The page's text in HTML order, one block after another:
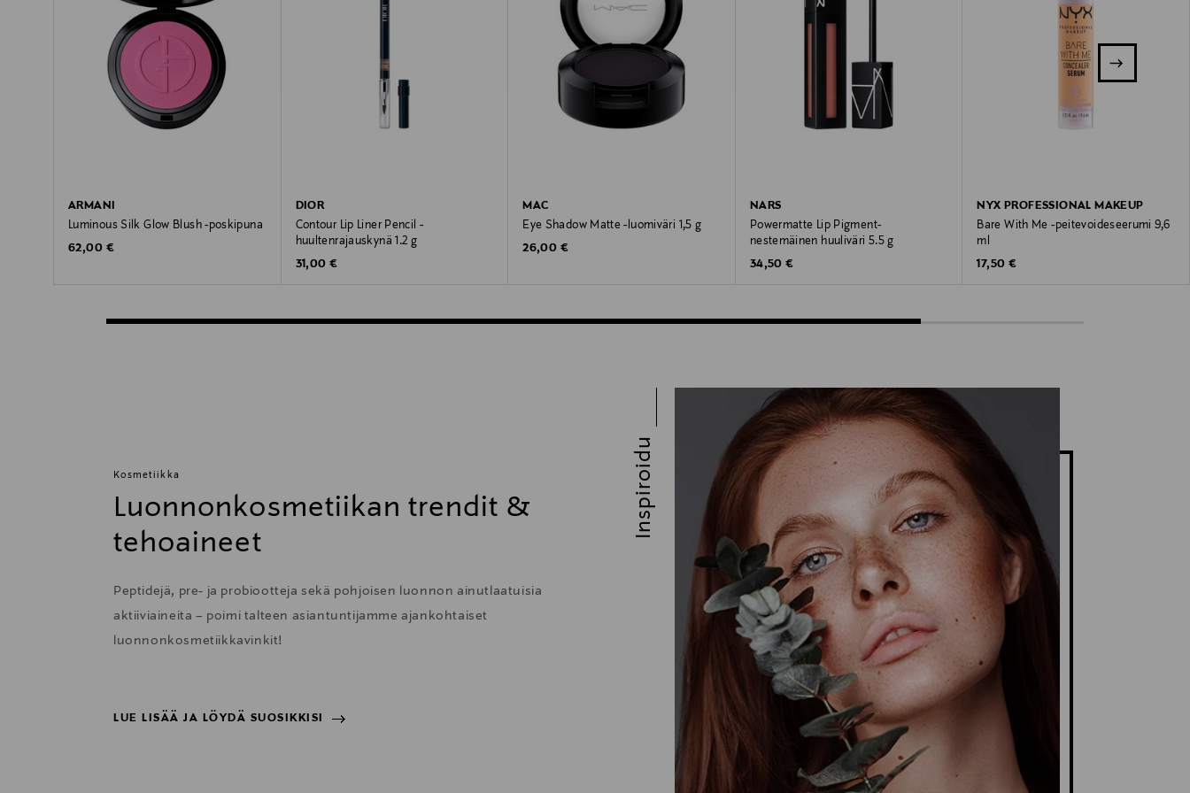
ARMANI
Luminous Silk Glow Blush -poskipuna
Original Price
62,00 €
DIOR
Contour Lip Liner Pencil -
huultenrajauskynä 1.2 g
Original Price
31,00 €
MAC
Eye Shadow Matte -luomiväri 1,5 g
Original Price
26,00 €
NARS
Powermatte Lip Pigment-
nestemäinen huuliväri 5.5 g
Original Price
34,50 €
NYX PROFESSIONAL MAKEUP
Bare With Me -peitevoideseerumi 9,6
ml
Original Price
17,50 €
Kosmetiikka
Luonnonkosmetiikan trendit &
tehoaineet
Peptidejä, pre- ja probiootteja sekä pohjoisen luonnon ainutlaatuisia
aktiiviaineita – poimi talteen asiantuntijamme ajankohtaiset
luonnonkosmetiikkavinkit!
LUE LISÄÄ JA LÖYDÄ SUOSIKKISI
Inspiroidu